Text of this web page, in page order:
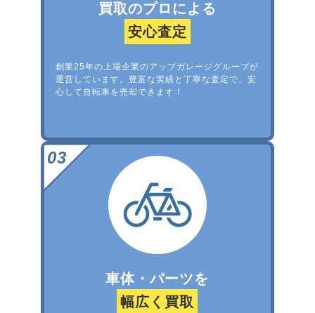
買取のプロによる
安心査定
創業25年の上場企業のアップガレージグループが
運営しています。豊富な実績と丁寧な査定で、安
心して自転車を売却できます！
車体・パーツを
幅広く買取